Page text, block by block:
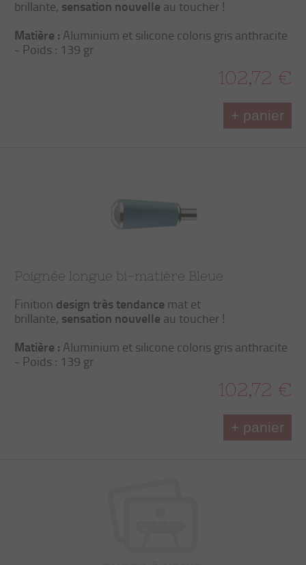
brillante, sensation nouvelle au toucher !
Matière : Aluminium et silicone coloris gris anthracite
- Poids : 139 gr
102,72 €
+ panier
Poignée longue bi-matière Bleue
Finition design très tendance mat et
brillante, sensation nouvelle au toucher !
Matière : Aluminium et silicone coloris gris anthracite
- Poids : 139 gr
102,72 €
+ panier